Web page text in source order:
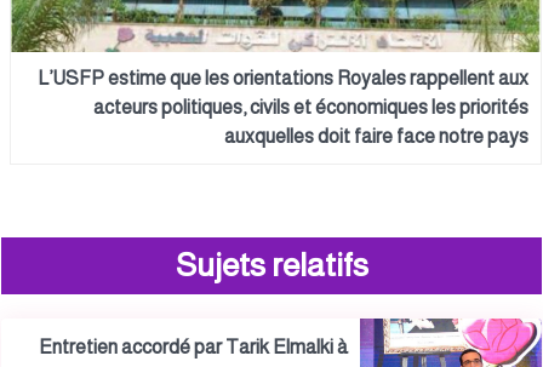
L’USFP estime que les orientations Royales rappellent aux
acteurs politiques, civils et économiques les priorités
auxquelles doit faire face notre pays
Sujets relatifs
Entretien accordé par Tarik Elmalki à